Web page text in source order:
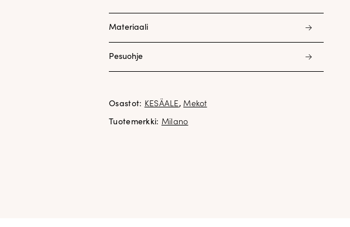
Materiaali
100% viskoosi
Pesuohje
Osastot: KESÄALE , Mekot
Tuotemerkki: Milano